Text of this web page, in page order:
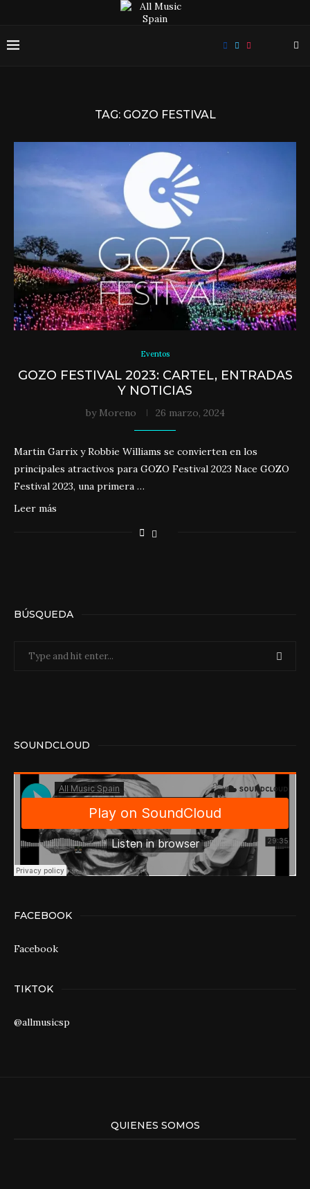
TAG: GOZO FESTIVAL
Eventos
GOZO FESTIVAL 2023: CARTEL, ENTRADAS
Y NOTICIAS
by Moreno 26 marzo, 2024
Martin Garrix y Robbie Williams se convierten en los
principales atractivos para GOZO Festival 2023 Nace GOZO
Festival 2023, una primera …
Leer más
BÚSQUEDA
SOUNDCLOUD
FACEBOOK
Facebook
TIKTOK
@allmusicsp
QUIENES SOMOS